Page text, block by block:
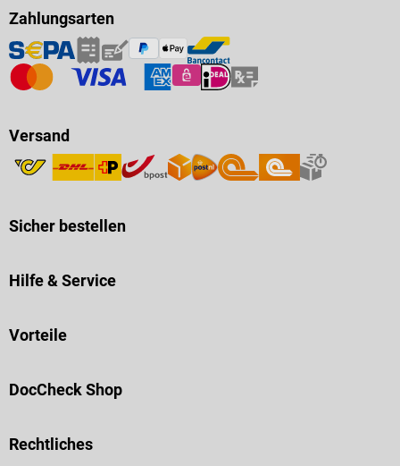
Zahlungsarten
Versand
Sicher bestellen
Hilfe & Service
Vorteile
DocCheck Shop
Rechtliches